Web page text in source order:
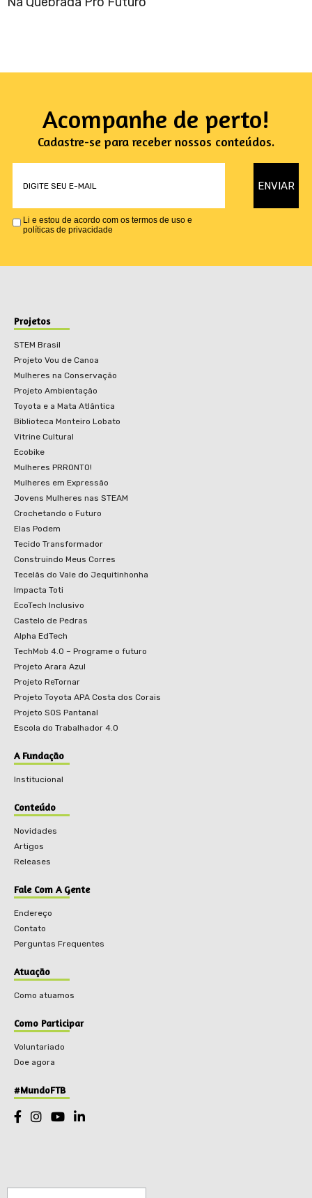
Acompanhe de perto!
Cadastre-se para receber nossos conteúdos.
Li e estou de acordo com os termos de uso e
políticas de privacidade
Projetos
STEM Brasil
Projeto Vou de Canoa
Mulheres na Conservação
Projeto Ambientação
Toyota e a Mata Atlântica
Biblioteca Monteiro Lobato
Vitrine Cultural
Ecobike
Mulheres PRRONTO!
Mulheres em Expressão
Jovens Mulheres nas STEAM
Crochetando o Futuro
Elas Podem
Tecido Transformador
Construindo Meus Corres
Tecelãs do Vale do Jequitinhonha
Impacta Toti
EcoTech Inclusivo
Castelo de Pedras
Alpha EdTech
TechMob 4.0 – Programe o futuro
Projeto Arara Azul
Projeto ReTornar
Projeto Toyota APA Costa dos Corais
Projeto SOS Pantanal
Escola do Trabalhador 4.0
A Fundação
Institucional
Conteúdo
Novidades
Artigos
Releases
Fale Com A Gente
Endereço
Contato
Perguntas Frequentes
Atuação
Como atuamos
Como Participar
Voluntariado
Doe agora
#MundoFTB